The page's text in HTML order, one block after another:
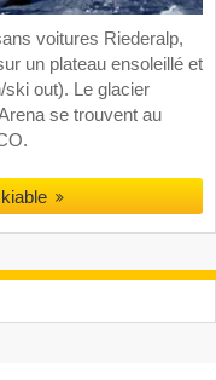
voitures Riederalp,
un plateau ensoleillé et
out). Le glacier
se trouvent au